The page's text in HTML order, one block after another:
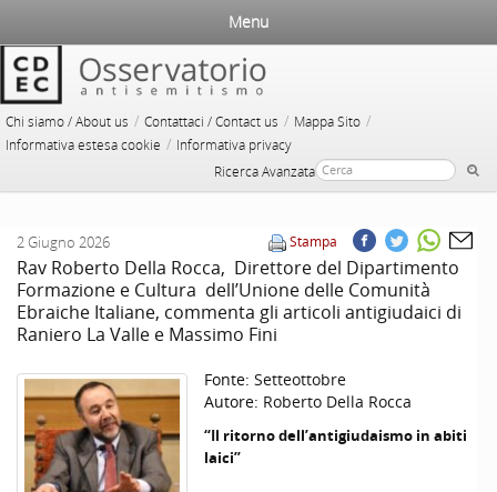
Chi siamo / About us / Contattaci / Contact us / Mappa Sito /
Informativa estesa cookie / Informativa privacy
Ricerca Avanzata
Menu
Stampa
2 Giugno 2026
Rav Roberto Della Rocca, Direttore del Dipartimento
Formazione e Cultura dell’Unione delle Comunità
Ebraiche Italiane, commenta gli articoli antigiudaici di
Raniero La Valle e Massimo Fini
Fonte: Setteottobre
Autore: Roberto Della Rocca
“Il ritorno dell’antigiudaismo in abiti
laici”